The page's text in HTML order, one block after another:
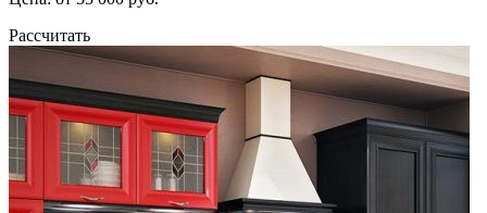
Рассчитать